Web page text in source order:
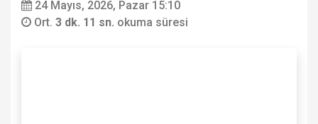
24 Mayıs, 2026, Pazar 15:10
Ort. 3 dk. 11 sn. okuma süresi